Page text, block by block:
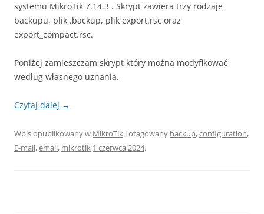
systemu MikroTik 7.14.3 . Skrypt zawiera trzy rodzaje
backupu, plik .backup, plik export.rsc oraz
export_compact.rsc.
Poniżej zamieszczam skrypt który można modyfikować
według własnego uznania.
Czytaj dalej →
Wpis opublikowany w MikroTik i otagowany backup,configuration,
E-mail,email, mikrotik 1 czerwca 2024.